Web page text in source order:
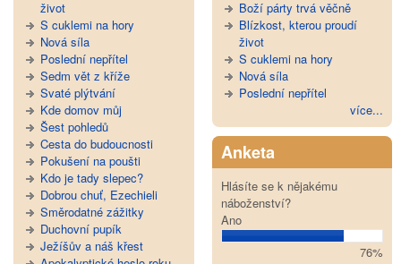
život
S cuklemi na hory
Nová síla
Poslední nepřítel
Sedm vět z kříže
Svaté plýtvání
Kde domov můj
Šest pohledů
Cesta do budoucnosti
Pokušení na poušti
Kdo je tady slepec?
Dobrou chuť, Ezechieli
Směrodatné zážitky
Duchovní pupík
Ježíšův a náš křest
Boží párty trvá věčně
Blízkost, kterou proudí
život
S cuklemi na hory
Nová síla
Poslední nepřítel
více...
Anketa
Hlásíte se k nějakému
náboženství?
Ano
76%